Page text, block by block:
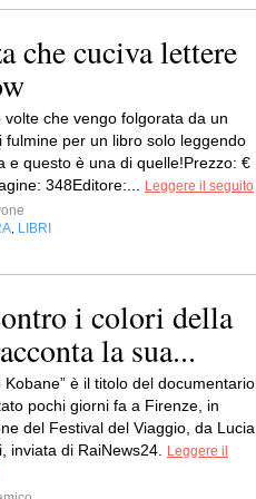
che cuciva lettere
volte che vengo folgorata da un
fulmine per un libro solo leggendo
e questo è una di quelle!Prezzo: €
348Editore:...
Leggere il seguito
LIBRI
i colori della
la sua...
Kobane” è il titolo del documentario
pochi giorni fa a Firenze, in
del Festival del Viaggio, da Lucia
inviata di RaiNews24.
Leggere il